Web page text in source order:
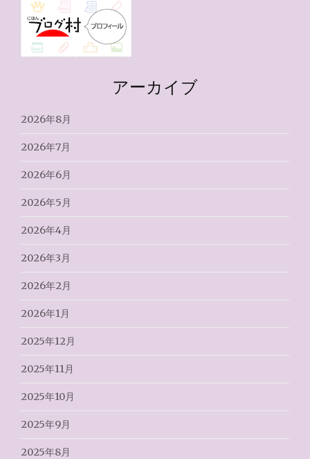
アーカイブ
2026年8月
2026年7月
2026年6月
2026年5月
2026年4月
2026年3月
2026年2月
2026年1月
2025年12月
2025年11月
2025年10月
2025年9月
2025年8月